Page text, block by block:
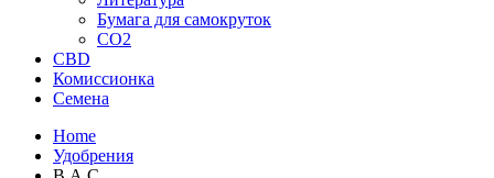
Бумага для самокруток
CO2
CBD
Комисcионка
Семена
Home
Удобрения